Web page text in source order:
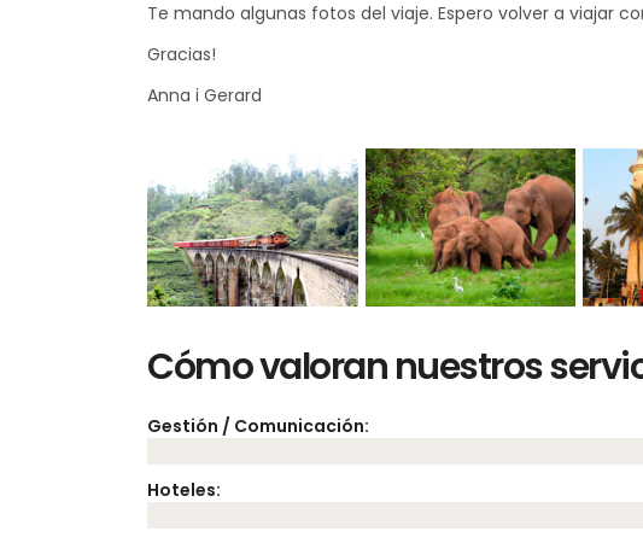
Te mando algunas fotos del viaje. Espero volver a viajar
Gracias!
Anna i Gerard
Cómo valoran nuestros
Gestión / Comunicación:
Hoteles: